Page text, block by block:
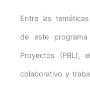
Entre las
de este
Proyectos (PBL),
colaborativo y